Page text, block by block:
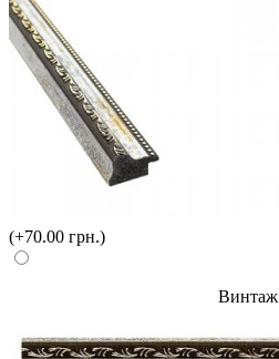
(+70.00 грн.)
Винтаж